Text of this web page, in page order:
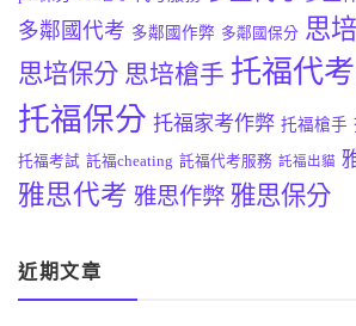
多鄰國代考 多鄰國作弊 多鄰國保分 思
思培保分 思培槍手 托福代考
托福保分 托福家考作弊 托福槍手
托福考試 託福cheating 託福代考服務 託福出貓
雅思代考 雅思作弊 雅思保分
近期文章